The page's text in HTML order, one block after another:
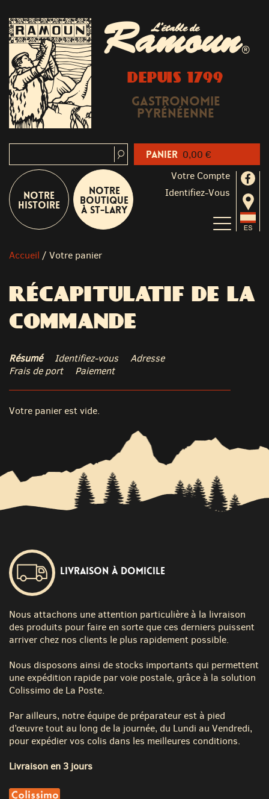
L'étable de
Ramoun®
DEPUIS 1799
Gastronomie
Pyrénéenne
Votre Compte
Identifiez-Vous
Notre
Histoire
Notre
boutique
à St-Lary
Accueil / Votre panier
RÉCAPITULATIF DE LA
COMMANDE
Résumé Identifiez-vous
Adresse
Frais de port
Paiement
Votre panier est vide.
Livraison à domicile
Nous attachons une attention particulière à la livraison
des produits pour faire en sorte que ces derniers puissent
arriver chez nos clients le plus rapidement possible.
Nous disposons ainsi de stocks importants qui permettent
une expédition rapide par voie postale, grâce à la solution
Colissimo de La Poste.
Par ailleurs, notre équipe de préparateur est à pied
d’œuvre tout au long de la journée, du Lundi au Vendredi,
pour expédier vos colis dans les meilleures conditions.
Livraison en 3 jours
Panier 0,00 €